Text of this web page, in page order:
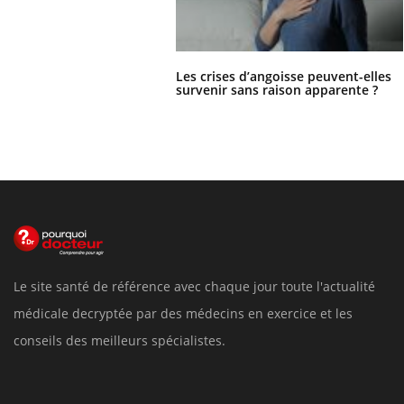
Les crises d’angoisse peuvent-elles
survenir sans raison apparente ?
Le site santé de référence avec chaque jour toute l'actualité
médicale decryptée par des médecins en exercice et les
conseils des meilleurs spécialistes.